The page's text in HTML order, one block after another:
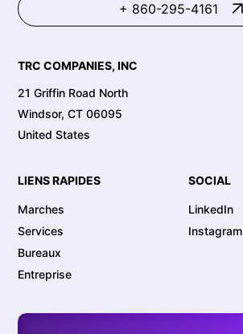
+ 860-295-4161
TRC COMPANIES, INC
21 Griffin Road North
Windsor, CT 06095
United States
LIENS RAPIDES
Marches
Services
Bureaux
Entreprise
SOCIAL
LinkedIn
Instagram